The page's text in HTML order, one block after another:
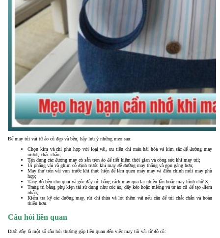
Để may túi vải từ áo cũ đẹp và bền, hãy lưu ý những mẹo sau:
Chọn kim và chỉ phù hợp với loại vải, ưu tiên chỉ màu hài hòa và kim sắc để đường may
mượt, chắc chắn;
Tận dụng các đường may có sẵn trên áo để tiết kiệm thời gian và công sức khi may túi;
Ủi phẳng vải và ghim cố định trước khi may để đường may thẳng và gọn gàng hơn;
May thử trên vải vụn trước khi thực hiện để làm quen máy may và điều chỉnh mũi may phù
hợp;
Tăng độ bền cho quai và góc đáy túi bằng cách may qua lại nhiều lần hoặc may hình chữ X;
Trang trí bằng phụ kiện tái sử dụng như cúc áo, dây kéo hoặc miếng vá từ áo cũ để tạo điểm
nhấn;
Kiểm tra kỹ các đường may, rút chỉ thừa và lót thêm vải nếu cần để túi chắc chắn và hoàn
thiện hơn.
Câu hỏi liên quan
Dưới đây là một số câu hỏi thường gặp liên quan đến việc may túi vải từ đồ cũ: